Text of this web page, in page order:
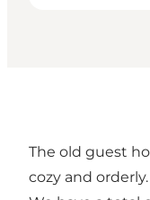
The old guest
cozy and orderly.